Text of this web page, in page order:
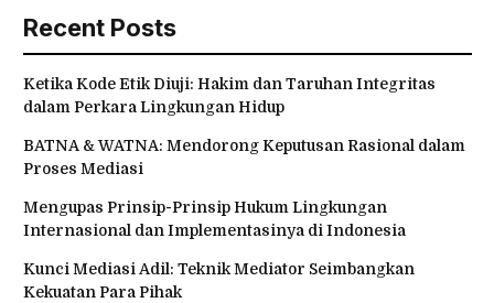
Recent Posts
Ketika Kode Etik Diuji: Hakim dan Taruhan Integritas
dalam Perkara Lingkungan Hidup
BATNA & WATNA: Mendorong Keputusan Rasional dalam
Proses Mediasi
Mengupas Prinsip-Prinsip Hukum Lingkungan
Internasional dan Implementasinya di Indonesia
Kunci Mediasi Adil: Teknik Mediator Seimbangkan
Kekuatan Para Pihak